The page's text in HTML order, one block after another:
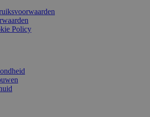
Policy